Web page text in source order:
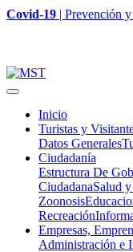
Covid-19 | Prevención
Inicio
Turistas y
Datos Generales
Ciudadanía
Estructura De
CiudadanaSalud
Zoonosis
Recreación
Empresas,
Administración e